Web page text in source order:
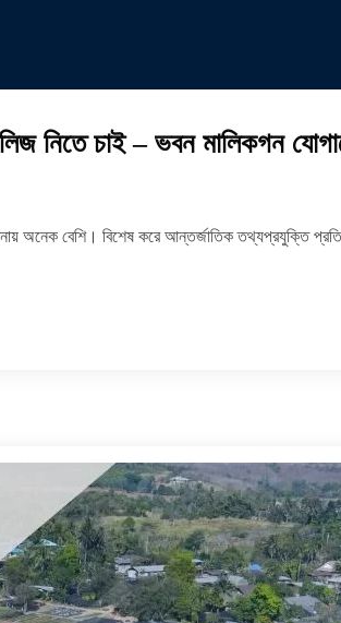
লিজ নিতে চাই – ভবন মালিকগন
অনেক বেশি। বিশেষ করে আন্তর্জাতিক তথ্যপ্রযুক্তি